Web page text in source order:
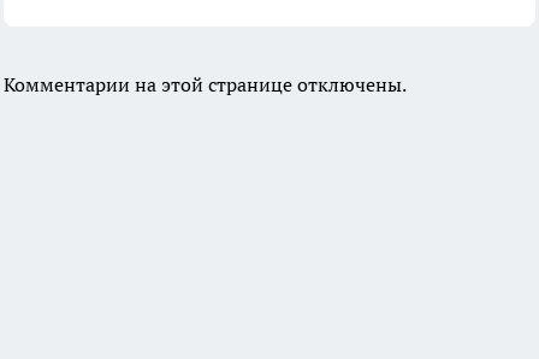
Комментарии на этой странице отключены.